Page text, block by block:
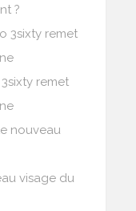
?
3sixty remet
remet
nouveau
visage du